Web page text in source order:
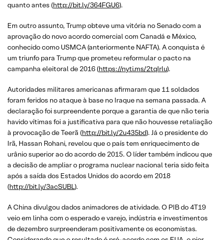
quanto antes (http://bit.ly/364FGU6).
Em outro assunto, Trump obteve uma vitória no Senado com a
aprovação do novo acordo comercial com Canadá e México,
conhecido como USMCA (anteriormente NAFTA). A conquista é
um triunfo para Trump que prometeu reformular o pacto na
campanha eleitoral de 2016 (https://nyti.ms/2tqIrlu).
Autoridades militares americanas afirmaram que 11 soldados
foram feridos no ataque à base no Iraque na semana passada. A
declaração foi surpreendente porque a garantia de que não teria
havido vítimas foi a justificativa para que não houvesse retaliação
à provocação de Teerã (http://bit.ly/2u435bd). Já o presidente do
Irã, Hassan Rohani, revelou que o país tem enriquecimento de
urânio superior ao do acordo de 2015. O líder também indicou que
a decisão de ampliar o programa nuclear nacional teria sido feita
após a saída dos Estados Unidos do acordo em 2018
(http://bit.ly/3acSUBL).
A China divulgou dados animadores de atividade. O PIB do 4T19
veio em linha com o esperado e varejo, indústria e investimentos
de dezembro surpreenderam positivamente os economistas.